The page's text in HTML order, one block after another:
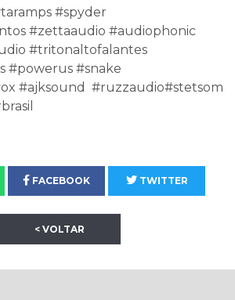
#spyder
#zettaaudio #audiophonic
#tritonaltofalantes
#powerus #snake
#ajksound #ruzzaudio#stetsom
FACEBOOK TWITTER
< VOLTAR